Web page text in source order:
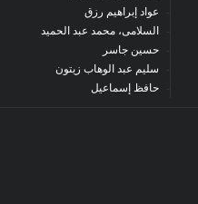
عواد إبراهیم رزق
السلامی، محمد عبد الحمید
حسین جاسر
سلیم عبد الوهاب زیتون
حافظ إسماعیل